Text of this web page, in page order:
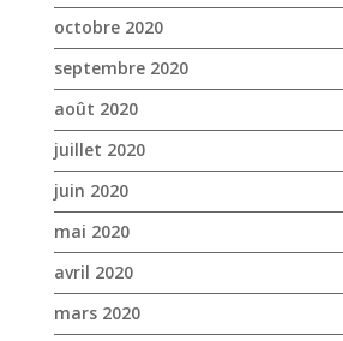
octobre 2020
septembre 2020
août 2020
juillet 2020
juin 2020
mai 2020
avril 2020
mars 2020